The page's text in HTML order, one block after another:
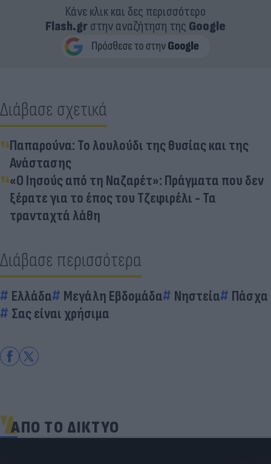
Κάνε κλικ και δες περισσότερο
Flash.grστην αναζήτηση της Google
Διάβασε σχετικά
Παπαρούνα: Το λουλούδι της θυσίας και της
Ανάστασης
«Ο Ιησούς από τη Ναζαρέτ»: Πράγματα που δεν
ξέρατε για το έπος του Τζεφιρέλι - Τα
τρανταχτά λάθη
Διάβασε περισσότερα
Ελλάδα Μεγάλη Εβδομάδα Νηστεία
Πάσχα
Σας είναι χρήσιμα
ΑΠΟ ΤΟ ΔΙΚΤΥΟ